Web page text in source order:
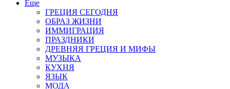
Еще
ГРЕЦИЯ СЕГОДНЯ
ОБРАЗ ЖИЗНИ
ИММИГРАЦИЯ
ПРАЗДНИКИ
ДРЕВНЯЯ ГРЕЦИЯ И МИФЫ
МУЗЫКА
КУХНЯ
ЯЗЫК
МОДА